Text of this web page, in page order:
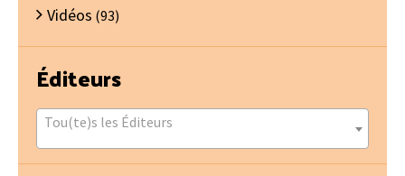
Vidéos (93)
Éditeurs
Tou(te)s les Éditeurs